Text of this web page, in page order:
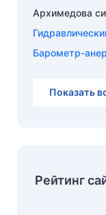
Архимедова
Барометр-
Показать
Рейтинг